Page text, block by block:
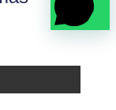
de los